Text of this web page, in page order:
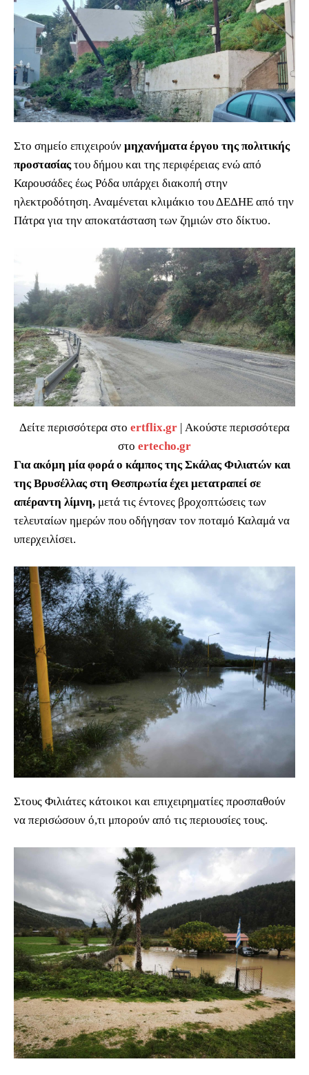
Στο σημείο επιχειρούν μηχανήματα έργου της πολιτικής
προστασίαςτου δήμου και της περιφέρειας ενώ από
Καρουσάδες έως Ρόδα υπάρχει διακοπή στην
ηλεκτροδότηση. Αναμένεται κλιμάκιο του ΔΕΔΗΕ από την
Πάτρα για την αποκατάσταση των ζημιών στο δίκτυο.
Δείτε περισσότερα στο ertflix.gr | Ακούστε περισσότερα
στο ertecho.gr
Για ακόμη μία φορά ο κάμπος της Σκάλας Φιλιατών και
της Βρυσέλλας στη Θεσπρωτία έχει μετατραπεί σε
απέραντη λίμνη, μετά τις έντονες βροχοπτώσεις των
τελευταίων ημερών που οδήγησαν τον ποταμό Καλαμά να
υπερχειλίσει.
Στους Φιλιάτες κάτοικοι και επιχειρηματίες προσπαθούν
να περισώσουν ό,τι μπορούν από τις περιουσίες τους.